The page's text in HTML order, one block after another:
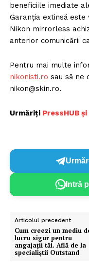
beneficiile imediate
Garanția extinsă
Nikon mirrorless
anterior comunicării
Pentru mai multe
nikonisti.ro sau să ne
nikon@skin.ro.
Urmăriți PressHUB
Intră
Articolul precedent
Cum creezi un mediu
lucru sigur pentru
angajații tăi. Află de la
specialiștii Outstand